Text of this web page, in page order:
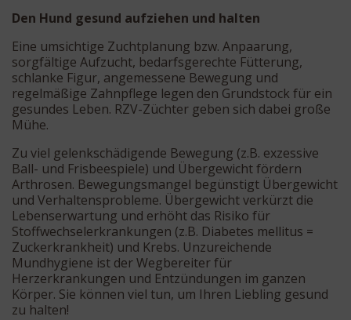
Den Hund gesund aufziehen und halten
Eine umsichtige Zuchtplanung bzw. Anpaarung,
sorgfältige Aufzucht, bedarfsgerechte Fütterung,
schlanke Figur, angemessene Bewegung und
regelmäßige Zahnpflege legen den Grundstock für ein
gesundes Leben. RZV-Züchter geben sich dabei große
Mühe.
Zu viel gelenkschädigende Bewegung (z.B. exzessive
Ball- und Frisbeespiele) und Übergewicht fördern
Arthrosen. Bewegungsmangel begünstigt Übergewicht
und Verhaltensprobleme. Übergewicht verkürzt die
Lebenserwartung und erhöht das Risiko für
Stoffwechselerkrankungen (z.B. Diabetes mellitus =
Zuckerkrankheit) und Krebs. Unzureichende
Mundhygiene ist der Wegbereiter für
Herzerkrankungen und Entzündungen im ganzen
Körper. Sie können viel tun, um Ihren Liebling gesund
zu halten!